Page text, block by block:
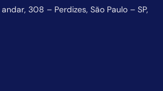
andar, 308 – Perdizes, São Paulo – SP,